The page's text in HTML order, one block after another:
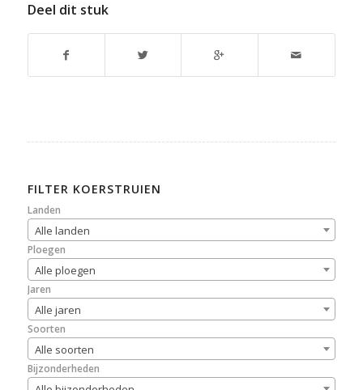
Deel dit stuk
FILTER KOERSTRUIEN
Landen
Alle landen
Ploegen
Alle ploegen
Jaren
Alle jaren
Soorten
Alle soorten
Bijzonderheden